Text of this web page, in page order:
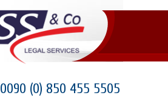
0090 (0) 850 455 5505